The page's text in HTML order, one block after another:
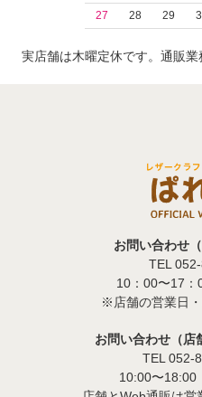
27
28 29
実店舗は木曜定休です。通販業
お問い合わせ
TEL
10：00〜17：
※店舗の営業日・
お問い合わせ（店
TEL 052-
10:00〜18:00